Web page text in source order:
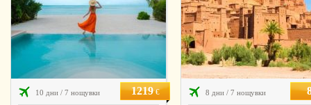
10 дни / 7 нощувки 1219€ 8 дни / 7 нощувки